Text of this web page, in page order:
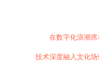
在数字化浪潮
技术深度融入文化